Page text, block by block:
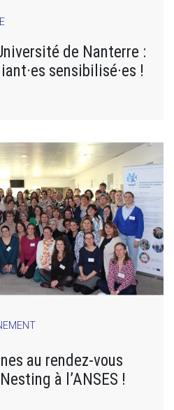
de Nanterre :
sensibilisé·es !
au rendez-vous
à l’ANSES !